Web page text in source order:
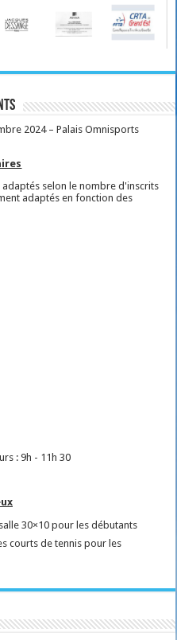
2024 – Palais Omnisports
selon le nombre d'inscrits
adaptés en fonction des
: 9h - 11h 30
30×10 pour les débutants
courts de tennis pour les